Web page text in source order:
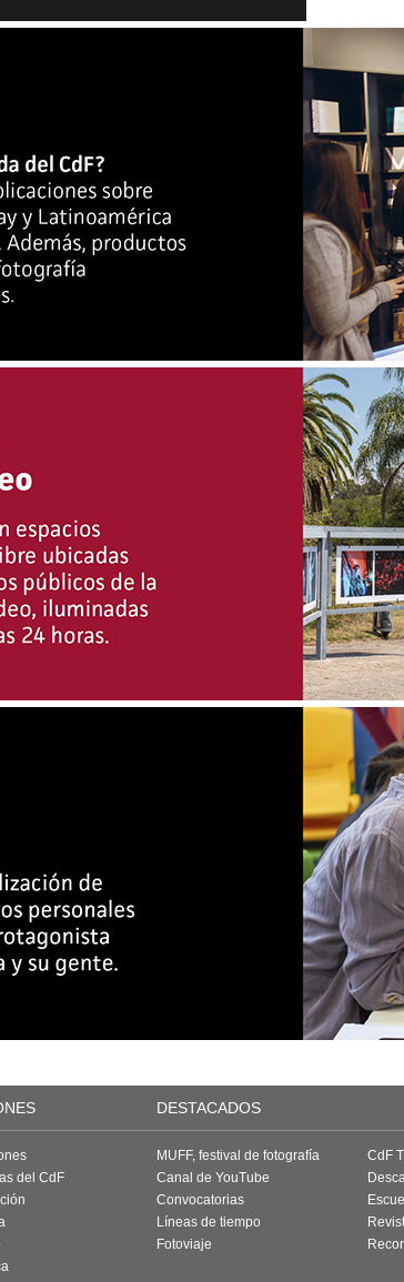
DESTACADOS
del CdF
MUFF, festival de fotografía
Canal de YouTube
Convocatorias
Líneas de tiempo
Fotoviaje
CdF